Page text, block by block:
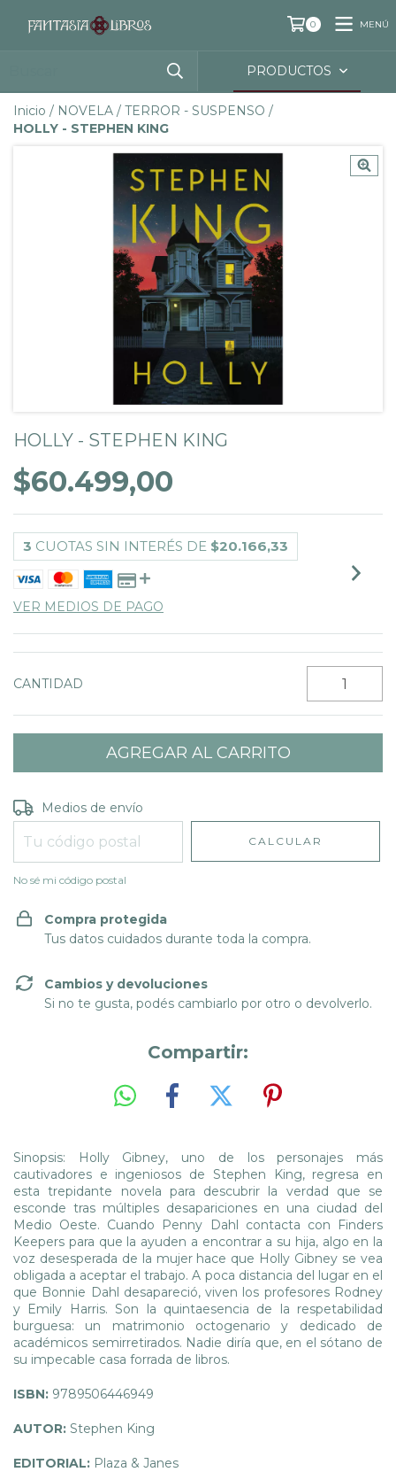
0 MENÚ
PRODUCTOS
Inicio / NOVELA / TERROR - SUSPENSO /
HOLLY - STEPHEN KING
HOLLY - STEPHEN KING
$60.499,00
3 CUOTAS SIN INTERÉS DE $20.166,33
VER MEDIOS DE PAGO
CANTIDAD
Entregas para el CP:
Medios de envío
CALCULAR
No sé mi código postal
Compra protegida
Tus datos cuidados durante toda la compra.
Cambios y devoluciones
Si no te gusta, podés cambiarlo por otro o devolverlo.
Compartir:
Sinopsis: Holly Gibney, uno de los personajes más
cautivadores e ingeniosos de Stephen King, regresa en
esta trepidante novela para descubrir la verdad que se
esconde tras múltiples desapariciones en una ciudad del
Medio Oeste. Cuando Penny Dahl contacta con Finders
Keepers para que la ayuden a encontrar a su hija, algo en la
voz desesperada de la mujer hace que Holly Gibney se vea
obligada a aceptar el trabajo. A poca distancia del lugar en el
que Bonnie Dahl desapareció, viven los profesores Rodney
y Emily Harris. Son la quintaesencia de la respetabilidad
burguesa: un matrimonio octogenario y dedicado de
académicos semirretirados. Nadie diría que, en el sótano de
su impecable casa forrada de libros.
ISBN: 9789506446949
AUTOR: Stephen King
EDITORIAL: Plaza & Janes